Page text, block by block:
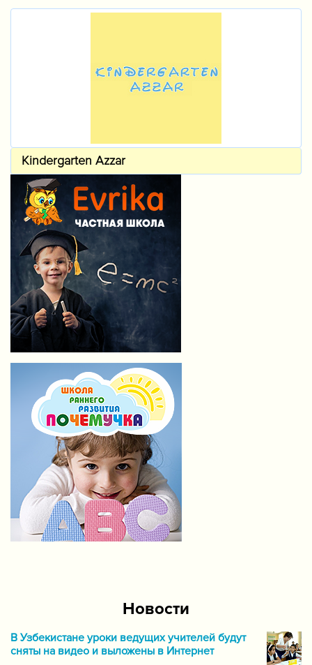
Kindergarten Azzar
Новости
В Узбекистане уроки ведущих учителей будут
сняты на видео и выложены в Интернет